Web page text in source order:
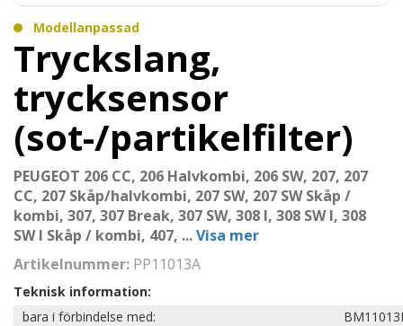
Modellanpassad
Tryckslang,
trycksensor
(sot-/partikelfilter)
PEUGEOT 206 CC, 206 Halvkombi, 206 SW, 207, 207
CC, 207 Skåp/halvkombi, 207 SW, 207 SW Skåp /
kombi, 307, 307 Break, 307 SW, 308 I, 308 SW I, 308
SW I Skåp / kombi, 407, ...Visa mer
Artikelnummer: PP11013A
Teknisk information:
bara i förbindelse med: